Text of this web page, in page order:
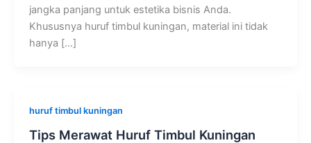
jangka panjang untuk estetika bisnis Anda.
Khususnya huruf timbul kuningan, material ini tidak
hanya […]
huruf timbul kuningan
Tips Merawat Huruf Timbul Kuningan